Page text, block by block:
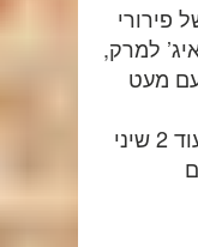
פירורי
למרק,
מעט
לקראת סוף הטיגון הוספתי עוד 2 שיני